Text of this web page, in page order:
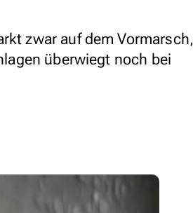
zwar auf dem Vormarsch,
überwiegt noch bei